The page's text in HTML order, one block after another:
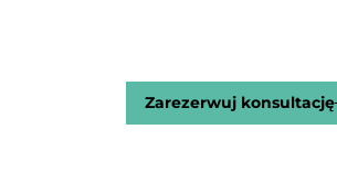
Zarezerwuj konsultację